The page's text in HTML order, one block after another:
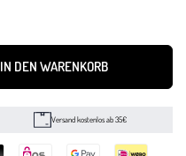
IN DEN WARENKORB
Versand kostenlos ab 35€